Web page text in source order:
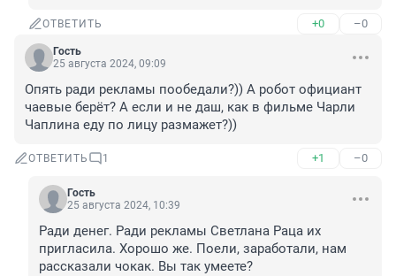
ОТВЕТИТЬ +0 –0
Гость
25 августа 2024, 09:09
Опять ради рекламы пообедали?)) А робот официант
чаевые берёт? А если и не даш, как в фильме Чарли
Чаплина еду по лицу размажет?))
ОТВЕТИТЬ 1 +1 –0
Гость
25 августа 2024, 10:39
Ради денег. Ради рекламы Светлана Раца их
пригласила. Хорошо же. Поели, заработали, нам
рассказали чокак. Вы так умеете?